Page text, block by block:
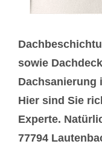
sowie
Dachsanierung
Hier sind Sie
Experte.
77794